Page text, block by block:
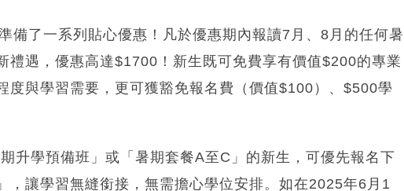
備了一系列貼心優惠！凡於優惠期內報讀7月、8月的任何暑
禮遇，優惠高達$1700！新生既可免費享有價值$200的專業
度與學習需要，更可獲豁免報名費（價值$100）、$500學
升學預備班」或「暑期套餐A至C」的新生，可優先報名下
，讓學習無縫銜接，無需擔心學位安排。如在2025年6月1